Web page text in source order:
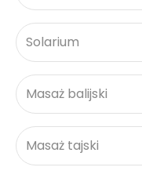
Solarium
Masaż balijski
Masaż tajski